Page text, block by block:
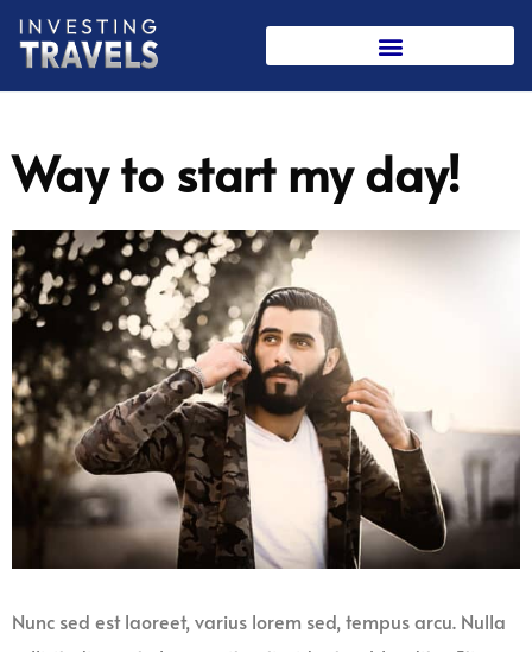
Skip
content
Way to start my day!
Nunc sed est laoreet, varius lorem sed, tempus arcu. Nulla